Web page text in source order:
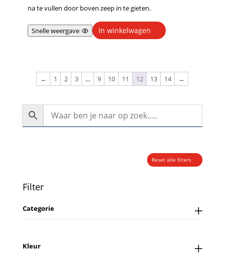
na te vullen door boven zeep in te gieten.
Snelle weergave In winkelwagen
← 1 2 3 … 9 10 11 12 13 14 →
Reset alle filters
Filter
Categorie
Kleur